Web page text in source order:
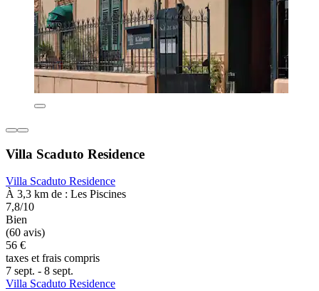
Villa Scaduto Residence
Villa Scaduto Residence
À 3,3 km de : Les Piscines
7,8/10
Bien
(60 avis)
56 €
taxes et frais compris
7 sept. - 8 sept.
Villa Scaduto Residence